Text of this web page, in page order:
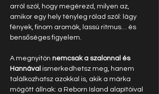
arról szól, hogy megérezd, milyen az,
amikor egy hely tényleg rólad szól: lágy
fények, finom aromák, lassú ritmus… és
bensőséges figyelem.
A megnyitón nemcsak a szalonnal és
Hannával ismerkedhetsz meg, hanem
találkozhatsz azokkal is, akik a márka
mögött állnak: a Reborn Island alapítóival